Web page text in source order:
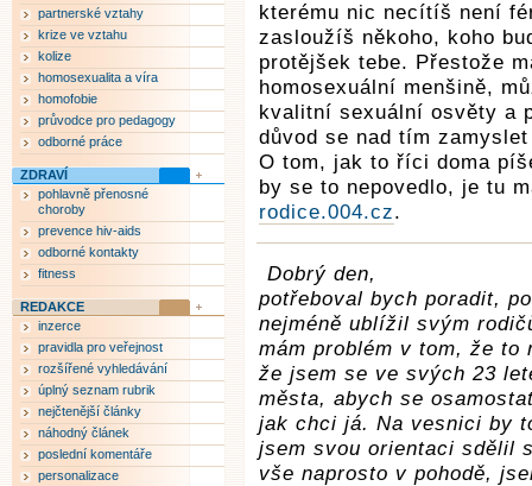
kterému nic necítíš není
zasloužíš někoho, koho
protějšek tebe. Přestože
homosexuální menšině,
kvalitní sexuální osvěty a
důvod se nad tím
O tom, jak to říci doma
by se to nepovedlo, je tu
rodice.004.cz.
Dobrý den,
potřeboval bych poradit,
nejméně ublížil svým
mám problém v tom, že
že jsem se ve svých 23
města, abych se
jak chci já. Na vesnici by
jsem svou orientaci sdělil
vše naprosto v pohodě,
partnerské vztahy
krize ve vztahu
kolize
homosexualita a víra
homofobie
průvodce pro pedagogy
odborné práce
ZDRAVÍ
pohlavně přenosné
choroby
prevence hiv-aids
odborné kontakty
fitness
REDAKCE
inzerce
pravidla pro veřejnost
rozšířené vyhledávání
úplný seznam rubrik
nejčtenější články
náhodný článek
poslední komentáře
personalizace